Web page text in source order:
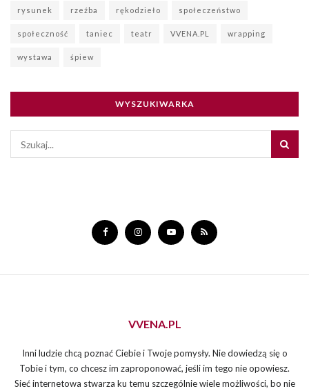
rysunek rzeźba rękodzieło społeczeństwo
społeczność taniec teatr VVENA.PL wrapping
wystawa śpiew
WYSZUKIWARKA
VVENA.PL
Inni ludzie chcą poznać Ciebie i Twoje pomysły. Nie dowiedzą się o
Tobie i tym, co chcesz im zaproponować, jeśli im tego nie opowiesz.
Sieć internetowa stwarza ku temu szczególnie wiele możliwości, bo nie